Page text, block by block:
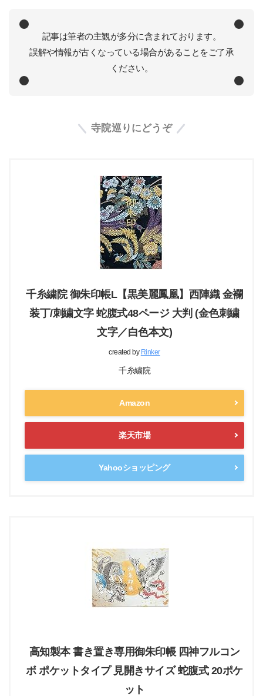
記事は筆者の主観が多分に含まれております。
誤解や情報が古くなっている場合があることをご了承
ください。
寺院巡りにどうぞ
千糸繍院 御朱印帳L【黒美麗鳳凰】西陣織 金襴
装丁/刺繍文字 蛇腹式48ページ 大判 (金色刺繍
文字／白色本文)
created by Rinker
千糸繍院
Amazon
楽天市場
Yahooショッピング
高知製本 書き置き専用御朱印帳 四神フルコン
ボ ポケットタイプ 見開きサイズ 蛇腹式 20ポケ
ット